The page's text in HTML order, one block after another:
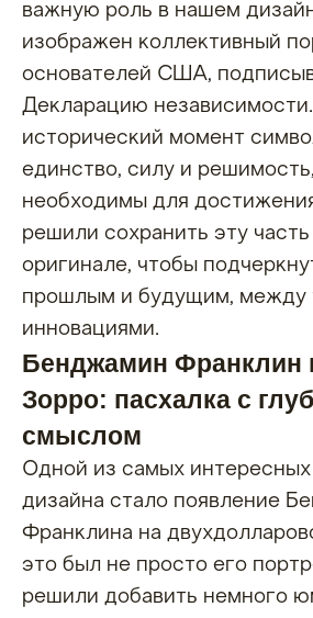
важную роль в нашем
изображен коллективный
основателей США,
Декларацию
исторический момент
единство, силу и
необходимы для
решили сохранить эту
оригинале, чтобы
прошлым и будущим, между
инновациями.
Бенджамин Франклин
Зорро: пасхалка с
смыслом
Одной из самых интересных
дизайна стало появление
Франклина на
это был не просто его
решили добавить немного